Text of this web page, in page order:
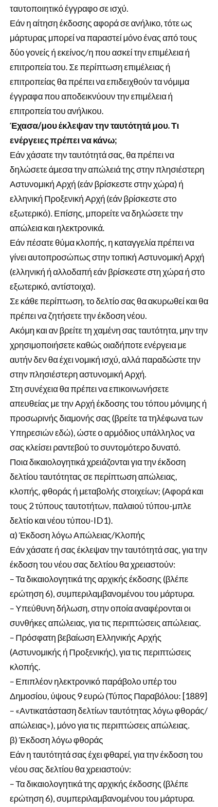
ταυτοποιητικό έγγραφο σε ισχύ.
Εάν η αίτηση έκδοσης αφορά σε ανήλικο, τότε ως
μάρτυρας μπορεί να παραστεί μόνο ένας από τους
δύο γονείς ή εκείνος/η που ασκεί την επιμέλεια ή
επιτροπεία του. Σε περίπτωση επιμέλειας ή
επιτροπείας θα πρέπει να επιδειχθούν τα νόμιμα
έγγραφα που αποδεικνύουν την επιμέλεια ή
επιτροπεία του ανήλικου.
Έχασα/μου έκλεψαν την ταυτότητά μου. Τι
ενέργειες πρέπει να κάνω;
Εάν χάσατε την ταυτότητά σας, θα πρέπει να
δηλώσετε άμεσα την απώλειά της στην πλησιέστερη
Αστυνομική Αρχή (εάν βρίσκεστε στην χώρα) ή
ελληνική Προξενική Αρχή (εάν βρίσκεστε στο
εξωτερικό). Επίσης, μπορείτε να δηλώσετε την
απώλεια και ηλεκτρονικά.
Εάν πέσατε θύμα κλοπής, η καταγγελία πρέπει να
γίνει αυτοπροσώπως στην τοπική Αστυνομική Αρχή
(ελληνική ή αλλοδαπή εάν βρίσκεστε στη χώρα ή στο
εξωτερικό, αντίστοιχα).
Σε κάθε περίπτωση, το δελτίο σας θα ακυρωθεί και θα
πρέπει να ζητήσετε την έκδοση νέου.
Ακόμη και αν βρείτε τη χαμένη σας ταυτότητα, μην την
χρησιμοποιήσετε καθώς οιαδήποτε ενέργεια με
αυτήν δεν θα έχει νομική ισχύ, αλλά παραδώστε την
στην πλησιέστερη αστυνομική Αρχή.
Στη συνέχεια θα πρέπει να επικοινωνήσετε
απευθείας με την Αρχή έκδοσης του τόπου μόνιμης ή
προσωρινής διαμονής σας (βρείτε τα τηλέφωνα των
Υπηρεσιών εδώ), ώστε ο αρμόδιος υπάλληλος να
σας κλείσει ραντεβού το συντομότερο δυνατό.
Ποια δικαιολογητικά χρειάζονται για την έκδοση
δελτίου ταυτότητας σε περίπτωση απώλειας,
κλοπής, φθοράς ή μεταβολής στοιχείων; (Αφορά και
τους 2 τύπους ταυτοτήτων, παλαιού τύπου-μπλε
δελτίο και νέου τύπου-ID1).
α) Έκδοση λόγω Απώλειας/Κλοπής
Εάν χάσατε ή σας έκλεψαν την ταυτότητά σας, για την
έκδοση του νέου σας δελτίου θα χρειαστούν:
– Τα δικαιολογητικά της αρχικής έκδοσης (βλέπε
ερώτηση 6), συμπεριλαμβανομένου του μάρτυρα.
– Υπεύθυνη δήλωση, στην οποία αναφέρονται οι
συνθήκες απώλειας, για τις περιπτώσεις απώλειας.
– Πρόσφατη βεβαίωση Ελληνικής Αρχής
(Αστυνομικής ή Προξενικής), για τις περιπτώσεις
κλοπής.
– Επιπλέον ηλεκτρονικό παράβολο υπέρ του
Δημοσίου, ύψους 9 ευρώ (Τύπος Παραβόλου: [1889]
– «Αντικατάσταση δελτίων ταυτότητας λόγω φθοράς/
απώλειας»), μόνο για τις περιπτώσεις απώλειας.
β) Έκδοση λόγω φθοράς
Εάν η ταυτότητά σας έχει φθαρεί, για την έκδοση του
νέου σας δελτίου θα χρειαστούν:
– Τα δικαιολογητικά της αρχικής έκδοσης (βλέπε
ερώτηση 6), συμπεριλαμβανομένου του μάρτυρα.